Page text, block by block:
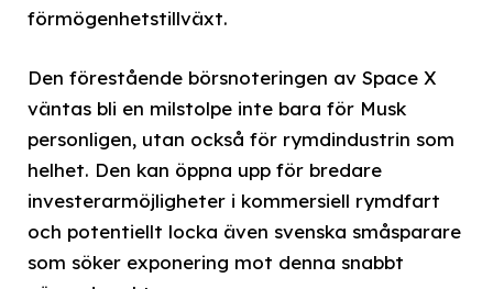
förmögenhetstillväxt.
Den förestående börsnoteringen av Space X
väntas bli en milstolpe inte bara för Musk
personligen, utan också för rymdindustrin som
helhet. Den kan öppna upp för bredare
investerarmöjligheter i kommersiell rymdfart
och potentiellt locka även svenska småsparare
som söker exponering mot denna snabbt